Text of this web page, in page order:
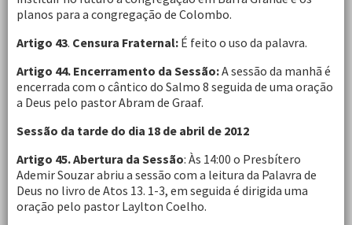
planos para a congregação de Colombo.
Artigo 43. Censura Fraternal: É feito o uso da palavra.
Artigo 44. Encerramento da Sessão:A sessão da manhã é
encerrada com o cântico do Salmo 8 seguida de uma oração
a Deus pelo pastor Abram de Graaf.
Sessão da tarde do dia 18 de abril de 2012
Artigo 45. Abertura da Sessão: Às 14:00 o Presbítero
Ademir Souzar abriu a sessão com a leitura da Palavra de
Deus no livro de Atos 13. 1-3, em seguida é dirigida uma
oração pelo pastor Laylton Coelho.